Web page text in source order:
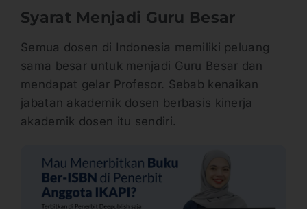
Syarat Menjadi Guru Besar
Semua dosen di Indonesia memiliki peluang
sama besar untuk menjadi Guru Besar dan
mendapat gelar Profesor. Sebab kenaikan
jabatan akademik dosen berbasis kinerja
akademik dosen itu sendiri.